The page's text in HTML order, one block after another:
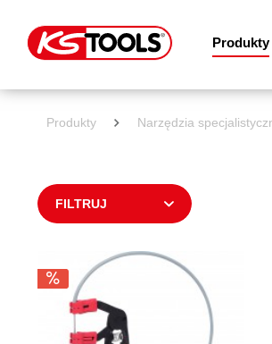
Produkty
Produkty Narzędzia
FILTRUJ